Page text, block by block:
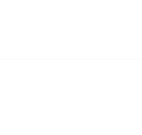
natürlichen Genuss in bester